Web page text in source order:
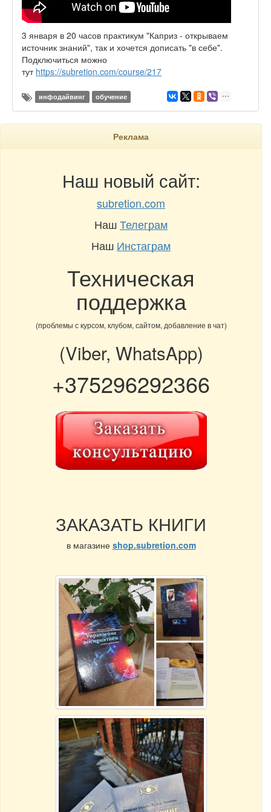
3 января в 20 часов практикум "Каприз - открываем
источник знаний", так и хочется дописать "в себе".
Подключиться можно
тут https://subretion.com/course/217
инфодайвинг обучение
Реклама
Наш новый сайт:
subretion.com
НашТелеграм
Наш Инстаграм
Техническая
поддержка
(проблемы с курсом, клубом, сайтом, добавление в чат)
(Viber, WhatsApp)
+375296292366
ЗАКАЗАТЬ КНИГИ
в магазине shop.subretion.com